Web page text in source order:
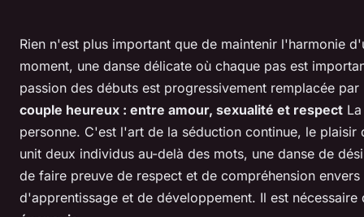
Rien n'est plus important que de maintenir l'harmonie
moment, une danse délicate où chaque pas est
passion des débuts est progressivement remplacée
couple heureux : entre amour, sexualité et respect
personne. C'est l'art de la séduction continue, le
unit deux individus au-delà des mots, une danse de
de faire preuve de respect et de compréhension
d'apprentissage et de développement. Il est